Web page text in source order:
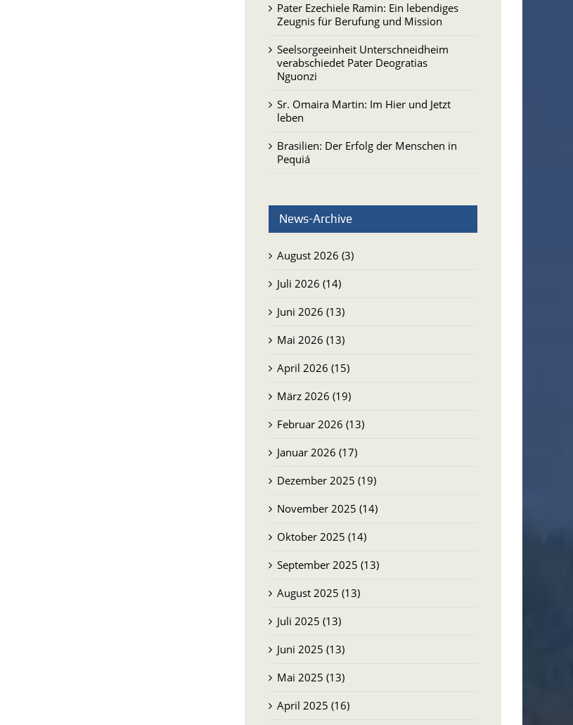
Pater Ezechiele Ramin: Ein lebendiges
Zeugnis für Berufung und Mission
Seelsorgeeinheit Unterschneidheim
verabschiedet Pater Deogratias
Nguonzi
Sr. Omaira Martin: Im Hier und Jetzt
leben
Brasilien: Der Erfolg der Menschen in
Pequiá
News-Archive
August 2026 (3)
Juli 2026 (14)
Juni 2026 (13)
Mai 2026 (13)
April 2026 (15)
März 2026 (19)
Februar 2026 (13)
Januar 2026 (17)
Dezember 2025 (19)
November 2025 (14)
Oktober 2025 (14)
September 2025 (13)
August 2025 (13)
Juli 2025 (13)
Juni 2025 (13)
Mai 2025 (13)
April 2025 (16)